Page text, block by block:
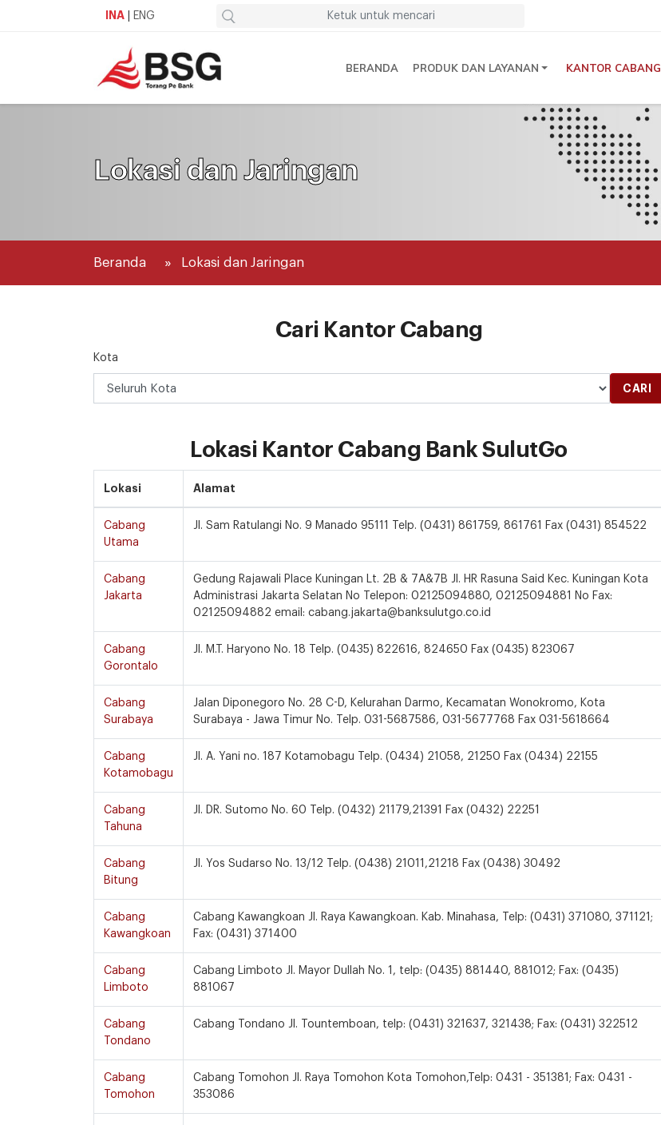
INA ENG
BERANDA PRODUK DAN LAYANAN KANTOR CABANG
Lokasi dan Jaringan
Beranda Lokasi dan Jaringan
Cari Kantor Cabang
Kota
CARI
Lokasi Kantor Cabang Bank SulutGo
Lokasi Alamat
Cabang
Utama
Jl. Sam Ratulangi No. 9 Manado 95111 Telp. (0431) 861759, 861761 Fax (0431) 854522
Cabang
Jakarta
Gedung Rajawali Place Kuningan Lt. 2B & 7A&7B Jl. HR Rasuna Said Kec. Kuningan Kota
Administrasi Jakarta Selatan No Telepon: 02125094880, 02125094881 No Fax:
02125094882 email: cabang.jakarta@banksulutgo.co.id
Cabang
Gorontalo
Jl. M.T. Haryono No. 18 Telp. (0435) 822616, 824650 Fax (0435) 823067
Cabang
Surabaya
Jalan Diponegoro No. 28 C-D, Kelurahan Darmo, Kecamatan Wonokromo, Kota
Surabaya - Jawa Timur No. Telp. 031-5687586, 031-5677768 Fax 031-5618664
Cabang
Kotamobagu
Jl. A. Yani no. 187 Kotamobagu Telp. (0434) 21058, 21250 Fax (0434) 22155
Cabang
Tahuna
Jl. DR. Sutomo No. 60 Telp. (0432) 21179,21391 Fax (0432) 22251
Cabang
Bitung
Jl. Yos Sudarso No. 13/12 Telp. (0438) 21011,21218 Fax (0438) 30492
Cabang
Kawangkoan
Cabang Kawangkoan Jl. Raya Kawangkoan. Kab. Minahasa, Telp: (0431) 371080, 371121;
Fax: (0431) 371400
Cabang
Limboto
Cabang Limboto Jl. Mayor Dullah No. 1, telp: (0435) 881440, 881012; Fax: (0435)
881067
Cabang
Tondano
Cabang Tondano Jl. Tountemboan, telp: (0431) 321637, 321438; Fax: (0431) 322512
Cabang
Tomohon
Cabang Tomohon Jl. Raya Tomohon Kota Tomohon,Telp: 0431 - 351381; Fax: 0431 -
353086